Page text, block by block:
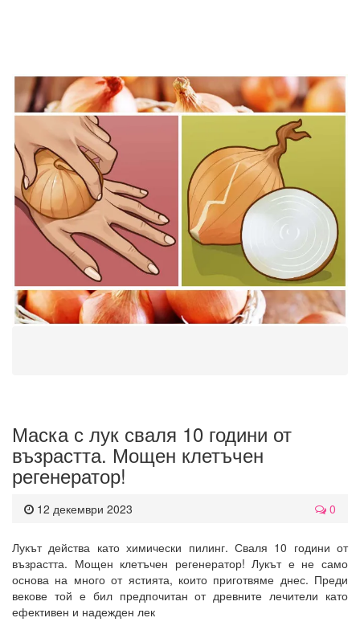
Маска с лук сваля 10 години от
възрастта. Мощен клетъчен
регенератор!
12 декември 2023 0
Лукът действа като химически пилинг. Сваля 10 години от
възрастта. Мощен клетъчен регенератор! Лукът е не само
основа на много от ястията, които приготвяме днес. Преди
векове той е бил предпочитан от древните лечители като
ефективен и надежден лек